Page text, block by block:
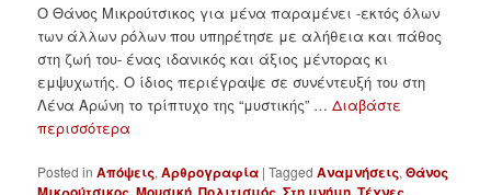
Ο Θάνος Μικρούτσικος για μένα παραμένει -εκτός όλων
των άλλων ρόλων που υπηρέτησε με αλήθεια και πάθος
στη ζωή του- ένας ιδανικός και άξιος μέντορας κι
εμψυχωτής. Ο ίδιος περιέγραψε σε συνέντευξή του στη
Λένα Αρώνη το τρίπτυχο της “μυστικής” …Διαβάστε
περισσότερα
Posted in Απόψεις,Αρθρογραφία |Tagged Αναμνήσεις,Θάνος
, , , ,